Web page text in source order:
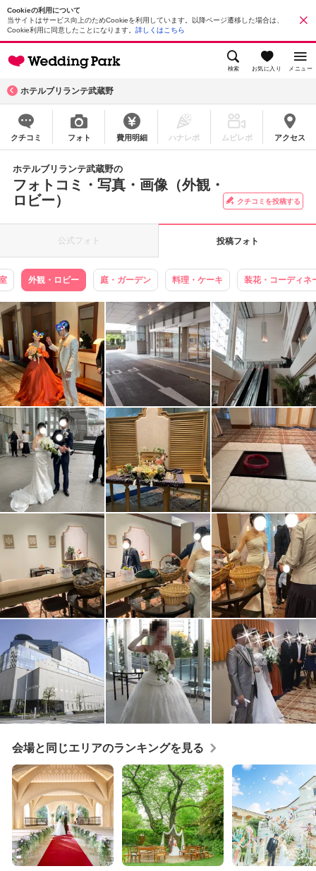
Cookieの利用について
当サイトはサービス向上のためCookieを利用しています。以降ページ遷移した場合は、
Cookie利用に同意したことになります。 詳しくはこちら
検索 お気に入り メニュー
ホテルブリランテ武蔵野
クチコミ フォト 費用明細 ハナレポ ムビレポ アクセス
ホテルブリランテ武蔵野の
フォトコミ・写真・画像（外観・
ロビー）
クチコミを投稿する
公式フォト 投稿フォト
外観・ロビー 庭・ガーデン 料理・ケーキ 装花・コーディネ
会場と同じエリアのランキングを見る